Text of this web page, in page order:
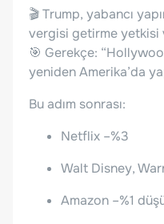
🎬 Trump, yabancı
vergisi getirme yetkisi
🎯 Gerekçe:
yeniden Amerika’da
Bu adım sonrası:
Netflix –%3
Walt Disney,
Amazon –%1